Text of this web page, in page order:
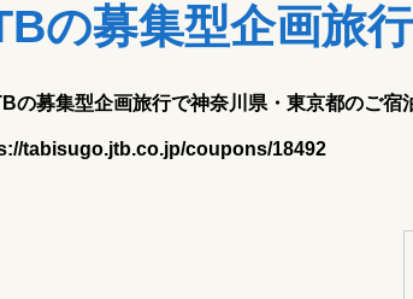
の募集型企画旅
の募集型企画旅行で神奈川県・東京都のご宿
tabisugo.jtb.co.jp/coupons/18492